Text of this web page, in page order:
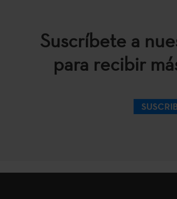
Suscríbete a
para recibir